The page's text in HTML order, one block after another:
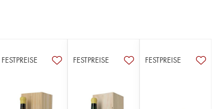
FESTPREISE FESTPREISE FESTPREISE